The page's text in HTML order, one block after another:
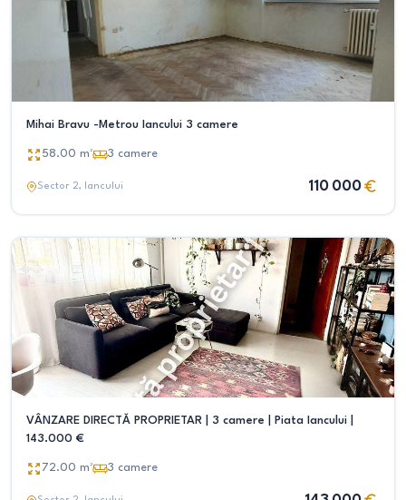
Mihai Bravu -Metrou Iancului 3 camere
58.00 m² 3 camere
Sector 2, Iancului 110 000
VÂNZARE DIRECTĂ PROPRIETAR | 3 camere | Piata Iancului |
143.000 €
72.00 m² 3 camere